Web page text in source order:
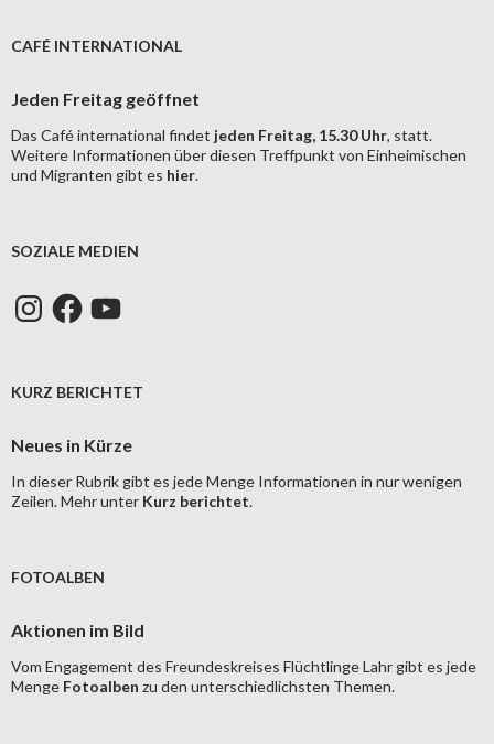
CAFÉ INTERNATIONAL
Jeden Freitag geöffnet
Das Café international findet jeden Freitag, 15.30 Uhr, statt.
Weitere Informationen über diesen Treffpunkt von Einheimischen
und Migranten gibt es hier.
SOZIALE MEDIEN
InstagramFacebookYouTube
KURZ BERICHTET
Neues in Kürze
In dieser Rubrik gibt es jede Menge Informationen in nur wenigen
Zeilen. Mehr unter Kurz berichtet.
FOTOALBEN
Aktionen im Bild
Vom Engagement des Freundeskreises Flüchtlinge Lahr gibt es jede
Menge Fotoalben zu den unterschiedlichsten Themen.